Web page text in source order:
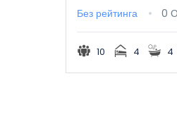
Без рейтинга 0
10 4 4